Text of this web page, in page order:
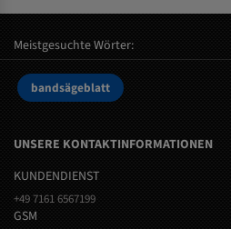
Meistgesuchte Wörter:
bandsägeblatt
UNSERE KONTAKTINFORMATIONEN
KUNDENDIENST
+49 7161 6567199
GSM